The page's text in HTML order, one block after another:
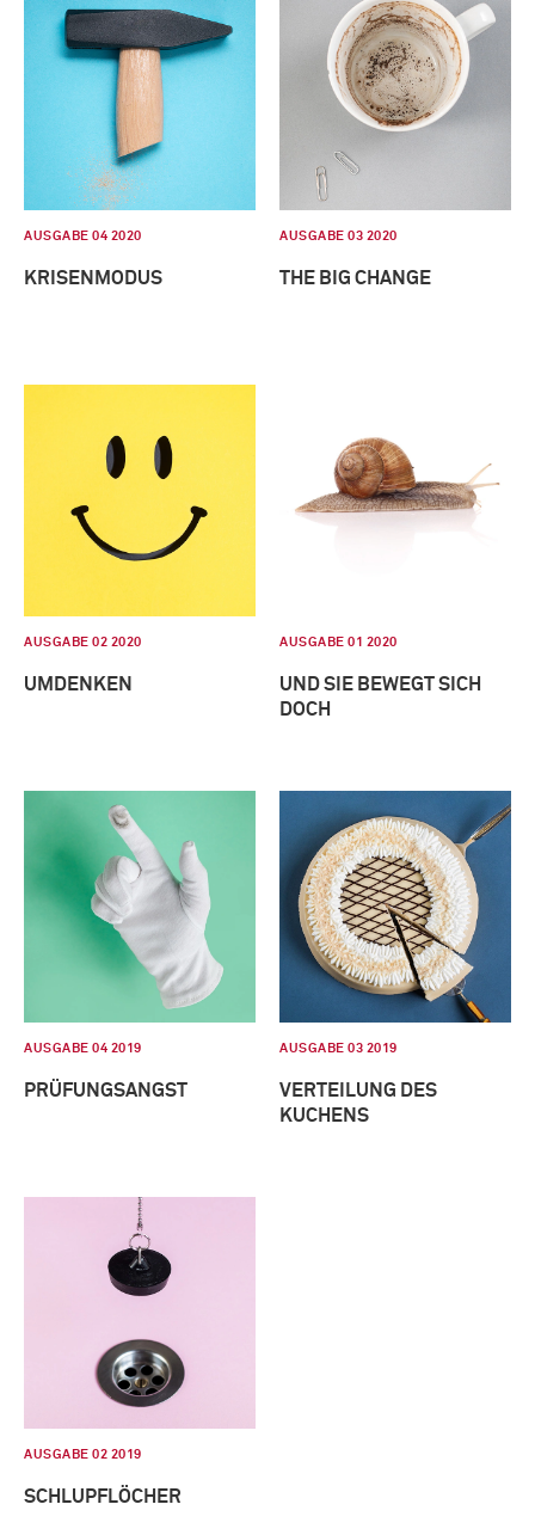
AUSGABE 04 2020
KRISENMODUS
AUSGABE 03 2020
THE BIG CHANGE
AUSGABE 02 2020
UMDENKEN
AUSGABE 01 2020
UND SIE BEWEGT SICH
DOCH
AUSGABE 04 2019
PRÜFUNGSANGST
AUSGABE 03 2019
VERTEILUNG DES
KUCHENS
AUSGABE 02 2019
SCHLUPFLÖCHER